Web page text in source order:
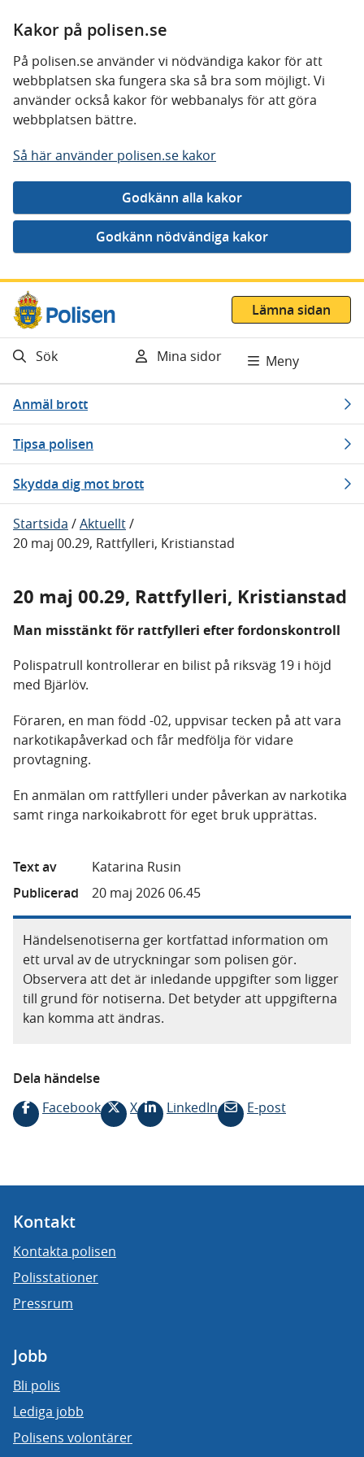
Kakor på polisen.se
På polisen.se använder vi nödvändiga kakor för att
webbplatsen ska fungera ska så bra som möjligt. Vi
använder också kakor för webbanalys för att göra
webbplatsen bättre.
Så här använder polisen.se kakor
Gå direkt till innehåll
Lämna sidan
Sök Mina sidor Meny
Anmäl brott
Tipsa polisen
Skydda dig mot brott
Startsida /Aktuellt/
20 maj 00.29, Rattfylleri, Kristianstad
20 maj 00.29, Rattfylleri, Kristianstad
Man misstänkt för rattfylleri efter fordonskontroll
Polispatrull kontrollerar en bilist på riksväg 19 i höjd
med Bjärlöv.
Föraren, en man född -02, uppvisar tecken på att vara
narkotikapåverkad och får medfölja för vidare
provtagning.
En anmälan om rattfylleri under påverkan av narkotika
samt ringa narkoikabrott för eget bruk upprättas.
Text av
Katarina Rusin
Publicerad
20 maj 2026 06.45
Händelsenotiserna ger kortfattad information om
ett urval av de utryckningar som polisen gör.
Observera att det är inledande uppgifter som ligger
till grund för notiserna. Det betyder att uppgifterna
kan komma att ändras.
Dela händelse
Facebook
X LinkedIn E-post
Kontakt
Kontakta polisen
Polisstationer
Pressrum
Jobb
Bli polis
Lediga jobb
Polisens volontärer